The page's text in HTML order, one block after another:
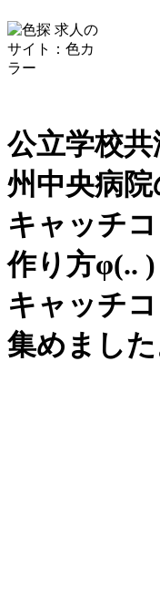
公立学校
州中央病院
キャッチ
作り方φ(.. )
キャッチ
集めました